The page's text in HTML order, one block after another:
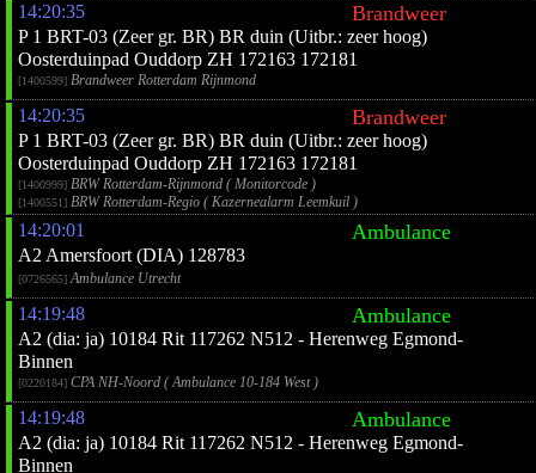
14:20:35 Brandweer
P 1 BRT-03 (Zeer gr. BR) BR duin (Uitbr.: zeer hoog)
Oosterduinpad Ouddorp ZH 172163 172181
[1400599] Brandweer Rotterdam Rijnmond
14:20:35 Brandweer
P 1 BRT-03 (Zeer gr. BR) BR duin (Uitbr.: zeer hoog)
Oosterduinpad Ouddorp ZH 172163 172181
[1400999] BRW Rotterdam-Rijnmond ( Monitorcode )
[1400551] BRW Rotterdam-Regio ( Kazernealarm Leemkuil )
14:20:01 Ambulance
A2 Amersfoort (DIA) 128783
[0726565]Ambulance Utrecht
14:19:48 Ambulance
A2 (dia: ja) 10184 Rit 117262 N512 - Herenweg Egmond-
Binnen
[0220184] CPA NH-Noord ( Ambulance 10-184 West )
14:19:48 Ambulance
A2 (dia: ja) 10184 Rit 117262 N512 - Herenweg Egmond-
Binnen